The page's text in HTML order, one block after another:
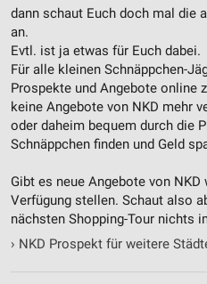
dann schaut Euch doch mal die
an.
Evtl. ist ja etwas für Euch dabei.
Für alle kleinen Schnäppchen-
Prospekte und Angebote online
keine Angebote von NKD mehr
oder daheim bequem durch die
Schnäppchen finden und Geld
Gibt es neue Angebote von
Verfügung stellen. Schaut also
nächsten Shopping-Tour nichts
› NKD Prospekt für weitere